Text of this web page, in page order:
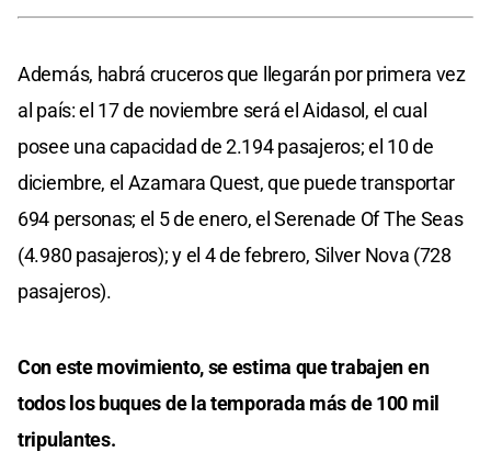
Además, habrá cruceros que llegarán por primera vez
al país: el 17 de noviembre será el Aidasol, el cual
posee una capacidad de 2.194 pasajeros; el 10 de
diciembre, el Azamara Quest, que puede transportar
694 personas; el 5 de enero, el Serenade Of The Seas
(4.980 pasajeros); y el 4 de febrero, Silver Nova (728
pasajeros).
Con este movimiento, se estima que trabajen en
todos los buques de la temporada más de 100 mil
tripulantes.